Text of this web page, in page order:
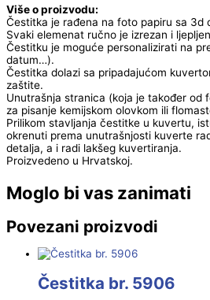
Više o proizvodu:
Čestitka je rađena na foto papiru sa 3d
Svaki elemenat ručno je izrezan i
Čestitku je moguće personalizirati na
datum…).
Čestitka dolazi sa pripadajućom
zaštite.
Unutrašnja stranica (koja je također od
za pisanje kemijskom olovkom ili
Prilikom stavljanja čestitke u kuvertu,
okrenuti prema unutrašnjosti kuverte
detalja, a i radi lakšeg kuvertiranja.
Proizvedeno u Hrvatskoj.
Moglo bi vas zanimati
Povezani proizvodi
Čestitka br. 5906